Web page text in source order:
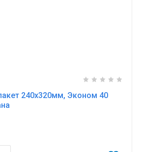
240х320мм, Эконом 40